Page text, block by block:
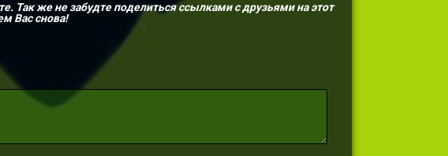
Так же не забудте поделиться ссылками с друзьями на этот
Вас снова!